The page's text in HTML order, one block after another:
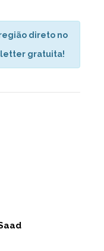
direto no
gratuita!